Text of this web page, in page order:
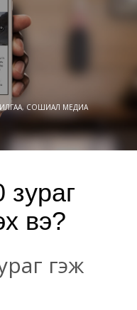
,СОШИАЛ МЕДИА
зураг
вэ?
гэж